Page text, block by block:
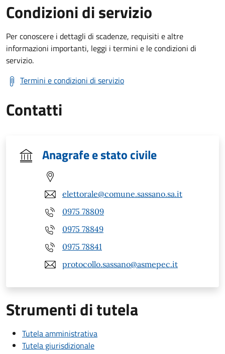
Condizioni di servizio
Per conoscere i dettagli di scadenze, requisiti e altre
informazioni importanti, leggi i termini e le condizioni di
servizio.
Termini e condizioni di servizio
Contatti
Anagrafe e stato civile
elettorale@comune.sassano.sa.it
0975 78809
0975 78849
0975 78841
protocollo.sassano@asmepec.it
Strumenti di tutela
Tutela amministrativa
Tutela giurisdizionale